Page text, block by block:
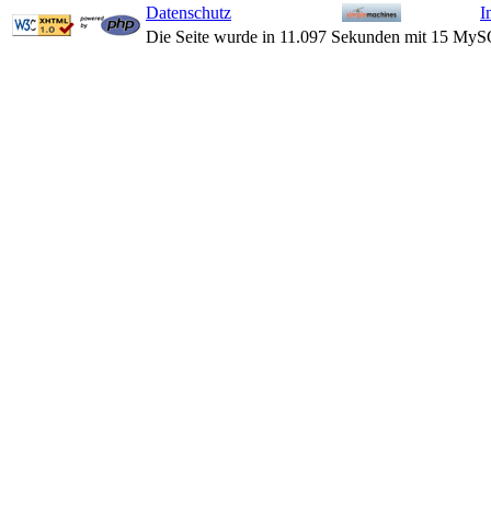
Datenschutz
Die Seite wurde in 11.097 Sekunden mit 15